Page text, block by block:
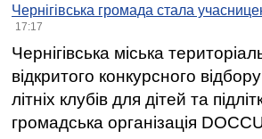
Чернігівська громада стала
17:17
Чернігівська міська
відкритого конкурсного
літніх клубів для дітей та
громадська організація